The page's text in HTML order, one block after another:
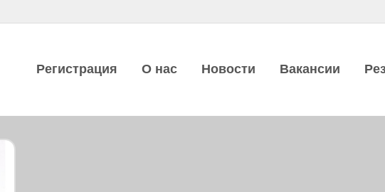
Регистрация О нас Новости Вакансии